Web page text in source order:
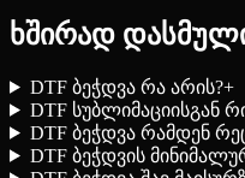
ხშირად
DTF ბეჭდვა რა არის?+
DTF სუბლიმაციისგან
DTF ბეჭდვა რამდენ
DTF ბეჭდვის